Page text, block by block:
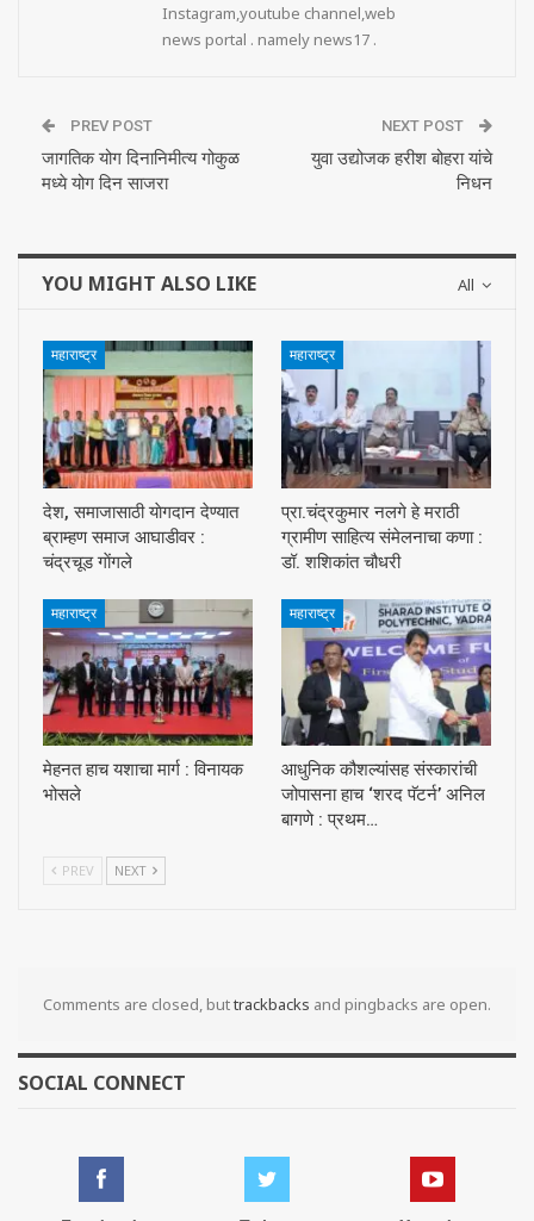
Instagram,youtube channel,web
news portal . namely news17 .
PREV POST
जागतिक योग दिनानिमीत्‍य गोकुळ
मध्ये योग दिन साजरा
NEXT POST
युवा उद्योजक हरीश बोहरा यांचे
निधन
All
YOU MIGHT ALSO LIKE
महाराष्ट्र
देश, समाजासाठी याेगदान देण्यात
ब्राम्हण समाज आघाडीवर :
चंद्रचूड गाेंगले
महाराष्ट्र
प्रा.चंद्रकुमार नलगे हे मराठी
ग्रामीण साहित्य संमेलनाचा कणा :
डॉ. शशिकांत चौधरी
महाराष्ट्र
मेहनत हाच यशाचा मार्ग : विनायक
भोसले
महाराष्ट्र
आधुनिक कौशल्यांसह संस्कारांची
जोपासना हाच ‘शरद पॅटर्न’ अनिल
बागणे : प्रथम…
PREV NEXT
Comments are closed, buttrackbacks and pingbacks are open.
SOCIAL CONNECT